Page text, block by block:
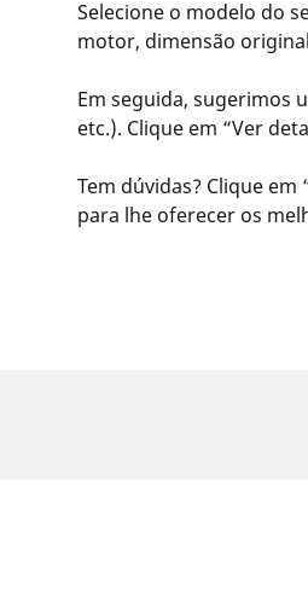
Selecione o modelo do
motor, dimensão
Em seguida, sugerimos
etc.). Clique em “Ver
Tem dúvidas? Clique em
para lhe oferecer os